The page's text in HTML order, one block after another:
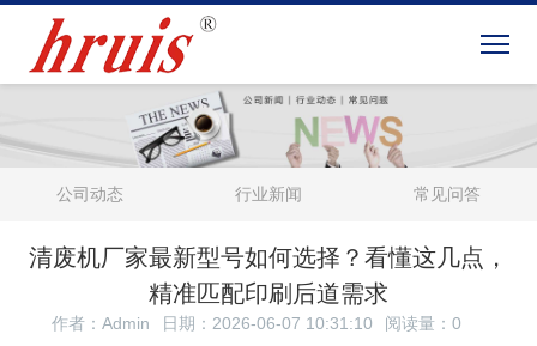
公司动态 行业新闻 常见问答
清废机厂家最新型号如何选择？看懂这几点，
精准匹配印刷后道需求
作者：Admin 日期：2026-06-07 10:31:10 阅读量： 0